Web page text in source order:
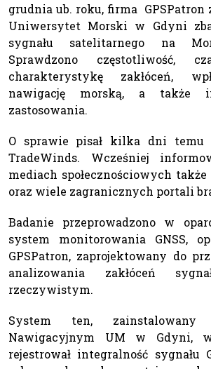
grudnia ub. roku, firma GPSPatron
Uniwersytet Morski w Gdyni
sygnału satelitarnego na
Sprawdzono częstotliwość,
charakterystykę zakłóceń,
nawigację morską, a także
zastosowania.
O sprawie pisał kilka dni temu
TradeWinds. Wcześniej
mediach społecznościowych także
oraz wiele zagranicznych portali
Badanie przeprowadzono w
system monitorowania GNSS,
GPSPatron, zaprojektowany do
analizowania zakłóceń
rzeczywistym.
System ten,
Nawigacyjnym UM w Gdyni,
rejestrował integralność sygnału